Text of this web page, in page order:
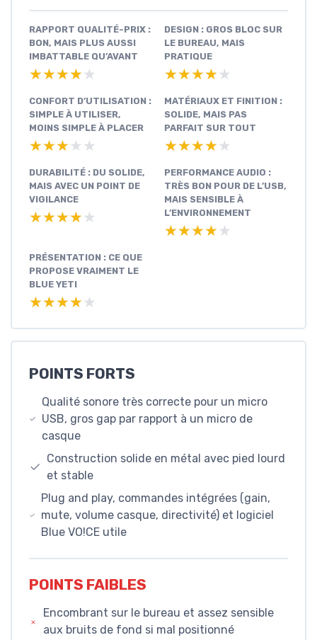
RAPPORT QUALITÉ-PRIX :
BON, MAIS PLUS AUSSI
IMBATTABLE QU’AVANT
★★★★★
★★★★★
DESIGN : GROS BLOC SUR
LE BUREAU, MAIS
PRATIQUE
★★★★★
★★★★★
CONFORT D’UTILISATION :
SIMPLE À UTILISER,
MOINS SIMPLE À PLACER
★★★★★
★★★★★
MATÉRIAUX ET FINITION :
SOLIDE, MAIS PAS
PARFAIT SUR TOUT
★★★★★
★★★★★
DURABILITÉ : DU SOLIDE,
MAIS AVEC UN POINT DE
VIGILANCE
★★★★★
★★★★★
PERFORMANCE AUDIO :
TRÈS BON POUR DE L’USB,
MAIS SENSIBLE À
L’ENVIRONNEMENT
★★★★★
★★★★★
PRÉSENTATION : CE QUE
PROPOSE VRAIMENT LE
BLUE YETI
★★★★★
★★★★★
POINTS FORTS
Qualité sonore très correcte pour un micro
USB, gros gap par rapport à un micro de
casque
Construction solide en métal avec pied lourd
et stable
Plug and play, commandes intégrées (gain,
mute, volume casque, directivité) et logiciel
Blue VO!CE utile
POINTS FAIBLES
Encombrant sur le bureau et assez sensible
aux bruits de fond si mal positionné